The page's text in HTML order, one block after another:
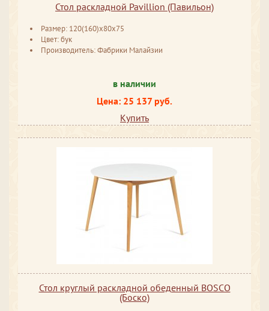
Стол раскладной Pavillion (Павильон)
Размер: 120(160)х80х75
Цвет: бук
Производитель: Фабрики Малайзии
в наличии
Цена: 25 137 руб.
Купить
Стол круглый раскладной обеденный BOSCO
(Боско)